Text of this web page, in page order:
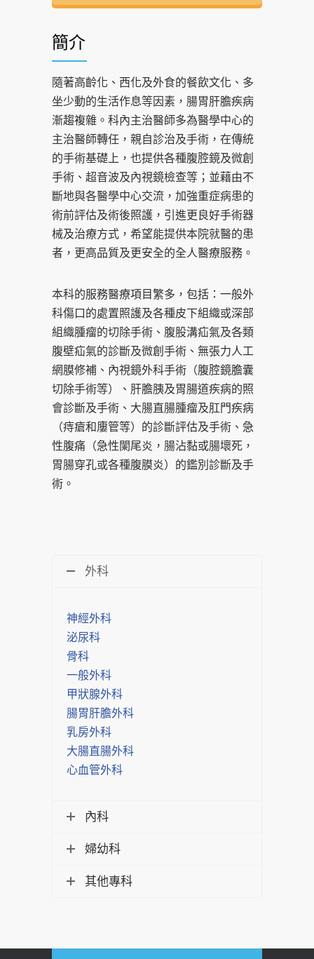
簡介
隨著高齡化、西化及外食的餐飲文化、多
坐少動的生活作息等因素，腸胃肝膽疾病
漸趨複雜。科內主治醫師多為醫學中心的
主治醫師轉任，親自診治及手術，在傳統
的手術基礎上，也提供各種腹腔鏡及微創
手術、超音波及內視鏡檢查等；並藉由不
斷地與各醫學中心交流，加強重症病患的
術前評估及術後照護，引進更良好手術器
械及治療方式，希望能提供本院就醫的患
者，更高品質及更安全的全人醫療服務。
本科的服務醫療項目繁多，包括：一般外
科傷口的處置照護及各種皮下組織或深部
組織腫瘤的切除手術、腹股溝疝氣及各類
腹壁疝氣的診斷及微創手術、無張力人工
網膜修補、內視鏡外科手術（腹腔鏡膽囊
切除手術等）、肝膽胰及胃腸道疾病的照
會診斷及手術、大腸直腸腫瘤及肛門疾病
（痔瘡和廔管等）的診斷評估及手術、急
性腹痛（急性闌尾炎，腸沾黏或腸壞死，
胃腸穿孔或各種腹膜炎）的鑑別診斷及手
術。
外科
神經外科
泌尿科
骨科
一般外科
甲狀腺外科
腸胃肝膽外科
乳房外科
大腸直腸外科
心血管外科
內科
婦幼科
其他專科